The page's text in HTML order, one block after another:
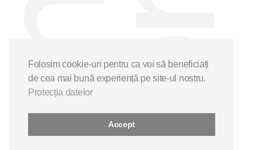
Folosim cookie-uri pentru ca voi să beneficiați
de cea mai bună experiență pe site-ul nostru.
Protecția datelor
Accept